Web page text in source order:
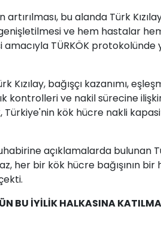
artırılması, bu alanda Türk
ve hem hastalar
TÜRKÖK protokolünde
Kızılay, bağışçı kazanımı,
kontrolleri ve nakil sürecine
kök hücre nakli
açıklamalarda bulunan
her bir kök hücre bağışının
BU İYİLİK HALKASINA